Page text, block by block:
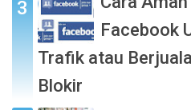
Facebook
Trafik atau
Blokir